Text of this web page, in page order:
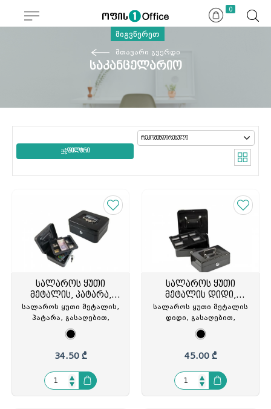
0
მიგვწერეთ
მთავარი გვერდი
საკანცელარიო
ᲤᲘᲚᲢᲠᲘ
სალაროს ყუთი
მეტალის, პატარა,
გასაღებით, შავი
სალაროს ყუთი მეტალის,
პატარა, გასაღებით,
200x150x75მმ., შავი,
Forpus, FO80102, FOP-
801026
34.50 ₾
სალაროს ყუთი
მეტალის დიდი,
გასაღებით
სალაროს ყუთი მეტალის
დიდი, გასაღებით,
250x170x75მმ, შავი,
Forpus, FO80103, FOP-
801033
45.00 ₾